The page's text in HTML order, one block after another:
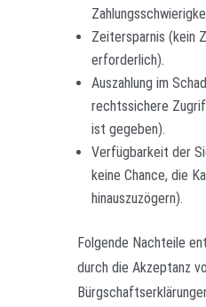
Zeitersparnis (kein
erforderlich).
Auszahlung im
rechtssichere
ist gegeben).
Verfügbarkeit der
keine Chance, die
hinauszuzögern).
Folgende Nachteile
durch die Akzeptanz